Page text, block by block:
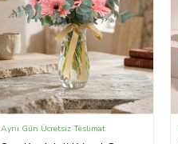
Aynı Gün Ücretsiz Teslimat